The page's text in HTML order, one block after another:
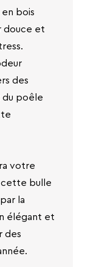
en bois
douce et
des
poêle
votre
cette bulle
la
élégant et
des